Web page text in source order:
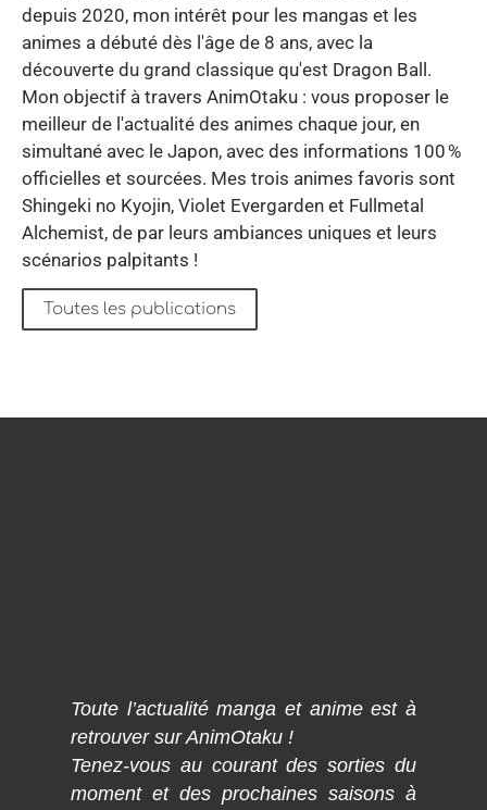
depuis 2020, mon intérêt pour les mangas et les
animes a débuté dès l'âge de 8 ans, avec la
découverte du grand classique qu'est Dragon Ball.
Mon objectif à travers AnimOtaku : vous proposer le
meilleur de l'actualité des animes chaque jour, en
simultané avec le Japon, avec des informations 100 %
officielles et sourcées. Mes trois animes favoris sont
Shingeki no Kyojin, Violet Evergarden et Fullmetal
Alchemist, de par leurs ambiances uniques et leurs
scénarios palpitants !
Toutes les publications
Toute l’actualité manga et anime est à
retrouver sur AnimOtaku !
Tenez-vous au courant des sorties du
moment et des prochaines saisons à